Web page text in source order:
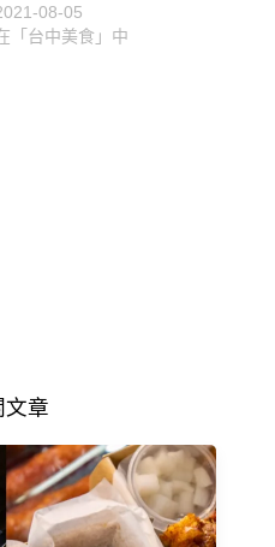
08-05
「台中美食」中
文章